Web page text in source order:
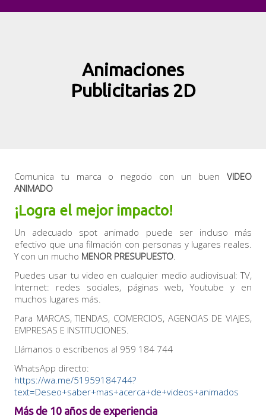
Animaciones
Publicitarias 2D
Comunica tu marca o negocio con un buen VIDEO
ANIMADO
¡Logra el mejor impacto!
Un adecuado spot animado puede ser incluso más
efectivo que una filmación con personas y lugares reales.
Y con un mucho MENOR PRESUPUESTO.
Puedes usar tu video en cualquier medio audiovisual: TV,
Internet: redes sociales, páginas web, Youtube y en
muchos lugares más.
Para MARCAS, TIENDAS, COMERCIOS, AGENCIAS DE VIAJES,
EMPRESAS E INSTITUCIONES.
Llámanos o escríbenos al 959 184 744
WhatsApp directo:
https://wa.me/51959184744?
text=Deseo+saber+mas+acerca+de+videos+animados
Más de 10 años de experiencia